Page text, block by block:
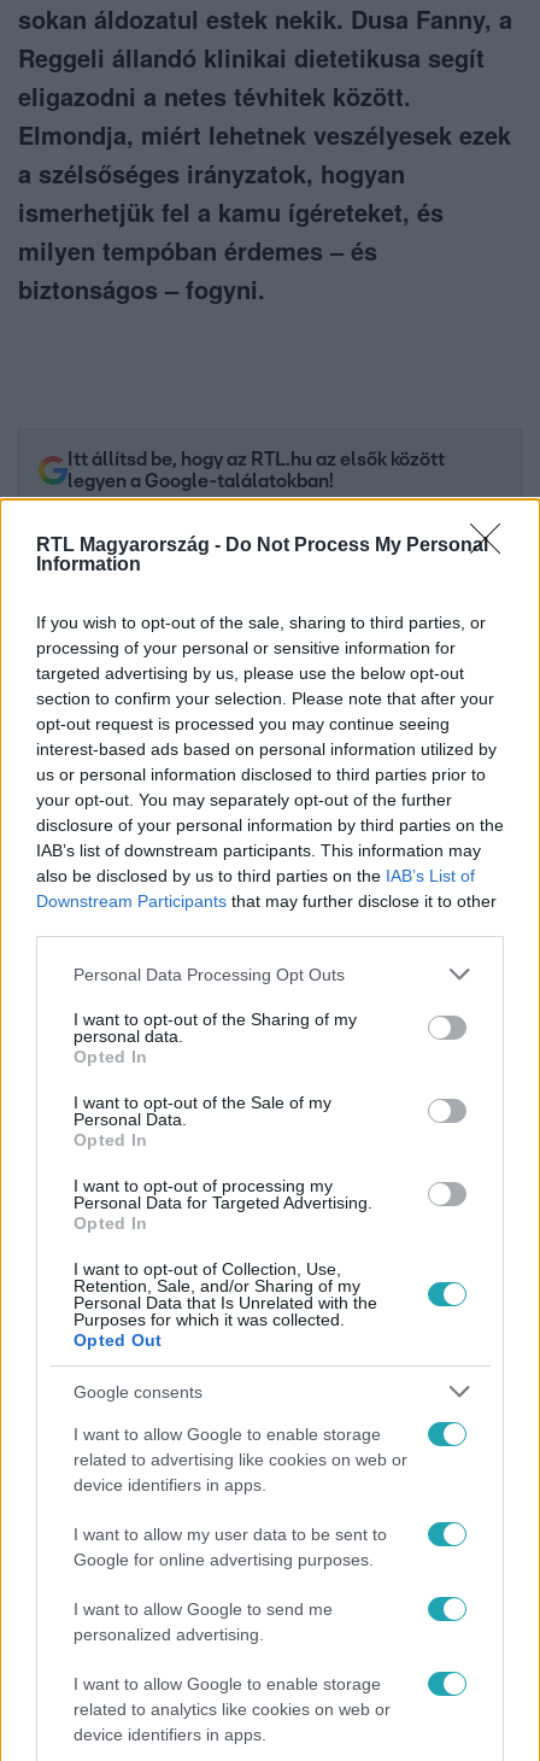
RTL Magyarország - Do Not Process My Personal
Information
If you wish to opt-out of the sale, sharing to third parties, or
processing of your personal or sensitive information for
targeted advertising by us, please use the below opt-out
section to confirm your selection. Please note that after your
opt-out request is processed you may continue seeing
interest-based ads based on personal information utilized by
us or personal information disclosed to third parties prior to
your opt-out. You may separately opt-out of the further
disclosure of your personal information by third parties on the
IAB’s list of downstream participants. This information may
also be disclosed by us to third parties on the IAB’s List of
Downstream Participants that may further disclose it to other
Please note that this website/app uses one or more Google
not limited to your visit or usage behaviour. You may click to
grant or deny consent to Google and its third-party tags to
use your data for below specified purposes in below Google
consent section.
Personal Data Processing Opt Outs
I want to opt-out of the Sharing of my
personal data.
Opted In
I want to opt-out of the Sale of my
Personal Data.
Opted In
I want to opt-out of processing my
Personal Data for Targeted Advertising.
Opted In
I want to opt-out of Collection, Use,
Retention, Sale, and/or Sharing of my
Personal Data that Is Unrelated with the
Purposes for which it was collected.
Opted Out
Google consents
I want to allow Google to enable storage
related to advertising like cookies on web or
device identifiers in apps.
I want to allow my user data to be sent to
Google for online advertising purposes.
I want to allow Google to send me
personalized advertising.
I want to allow Google to enable storage
related to analytics like cookies on web or
device identifiers in apps.
sokan áldozatul estek nekik. Dusa Fanny, a
Reggeli állandó klinikai dietetikusa segít
eligazodni a netes tévhitek között.
Elmondja, miért lehetnek veszélyesek ezek
a szélsőséges irányzatok, hogyan
ismerhetjük fel a kamu ígéreteket, és
milyen tempóban érdemes – és
biztonságos – fogyni.
Itt állítsd be, hogy az RTL.hu az elsők között
legyen a Google-találatokban!
Kövess minket, és értesülj a friss hírekről a
Facebookon is!
Követem
REGGELI #
EGÉSZSÉG # DIETETIKA DUSA FANNY
ÉLETMÓD
Népszerű
Minden nyáron ezt a receptet keresik: így lesz